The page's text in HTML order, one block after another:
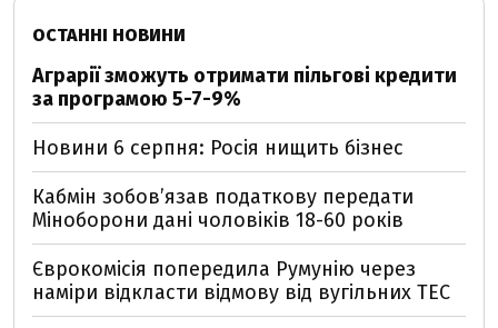
ОСТАННІ НОВИНИ
Аграрії зможуть отримати пільгові кредити
за програмою 5-7-9%
Новини 6 серпня: Росія нищить бізнес
Кабмін зобовʼязав податкову передати
Міноборони дані чоловіків 18-60 років
Єврокомісія попередила Румунію через
наміри відкласти відмову від вугільних ТЕС